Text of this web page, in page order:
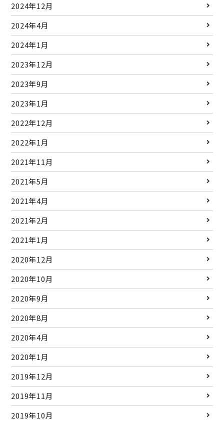
2024年12月
2024年4月
2024年1月
2023年12月
2023年9月
2023年1月
2022年12月
2022年1月
2021年11月
2021年5月
2021年4月
2021年2月
2021年1月
2020年12月
2020年10月
2020年9月
2020年8月
2020年4月
2020年1月
2019年12月
2019年11月
2019年10月